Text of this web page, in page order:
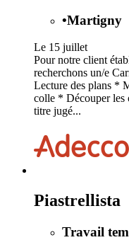
•Martigny
Le 15 juillet
Pour notre client
recherchons un/e
Lecture des plans *
colle * Découper les
titre jugé...
Piastrellista
Travail